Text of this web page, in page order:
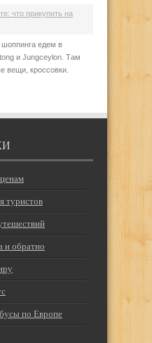
что прикупить на
едем в
и Jungceylon. Там
вещи, кроссовки.
туристов
и обратно
по Европе